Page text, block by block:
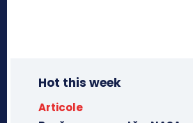
Hot this week
Articole